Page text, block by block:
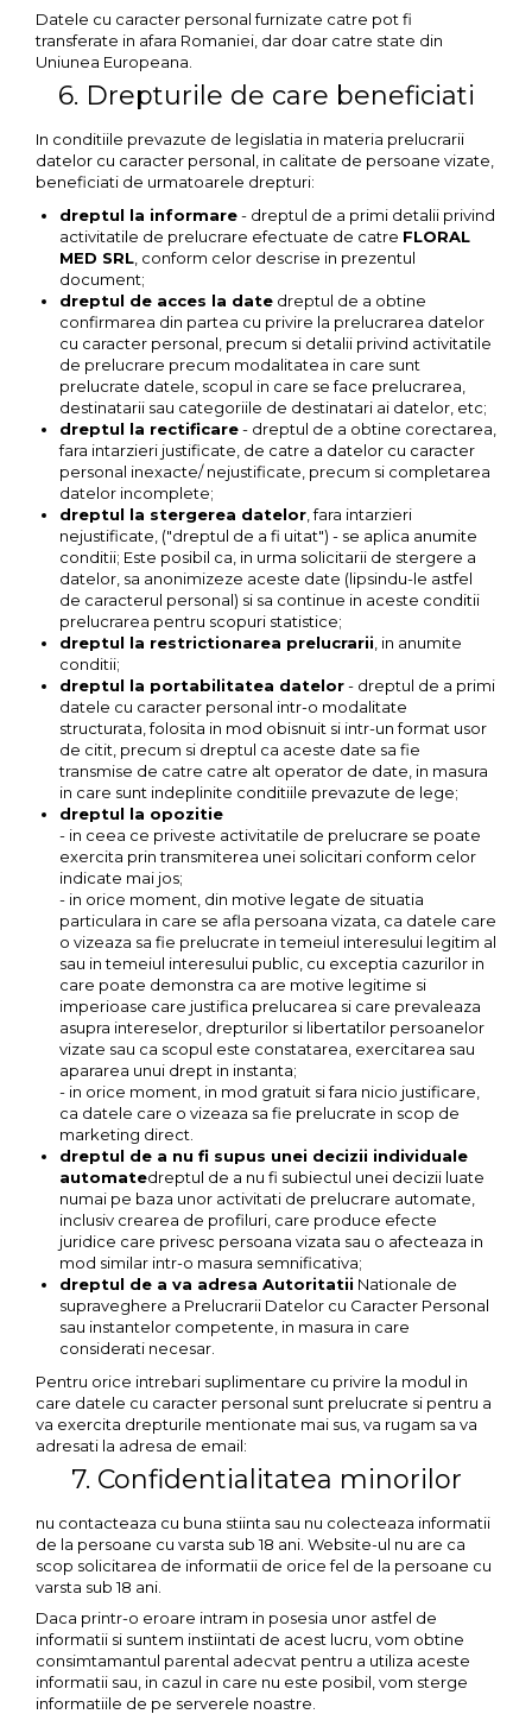
Datele cu caracter personal furnizate catre pot fi
transferate in afara Romaniei, dar doar catre state din
Uniunea Europeana.
6. Drepturile de care beneficiati
In conditiile prevazute de legislatia in materia prelucrarii
datelor cu caracter personal, in calitate de persoane vizate,
beneficiati de urmatoarele drepturi:
dreptul la informare- dreptul de a primi detalii privind
activitatile de prelucrare efectuate de catre FLORAL
MED SRL , conform celor descrise in prezentul
document;
dreptul de acces la date dreptul de a obtine
confirmarea din partea cu privire la prelucrarea datelor
cu caracter personal, precum si detalii privind activitatile
de prelucrare precum modalitatea in care sunt
prelucrate datele, scopul in care se face prelucrarea,
destinatarii sau categoriile de destinatari ai datelor, etc;
dreptul la rectificare- dreptul de a obtine corectarea,
fara intarzieri justificate, de catre a datelor cu caracter
personal inexacte/ nejustificate, precum si completarea
datelor incomplete;
dreptul la stergerea datelor , fara intarzieri
nejustificate, ("dreptul de a fi uitat") - se aplica anumite
conditii; Este posibil ca, in urma solicitarii de stergere a
datelor, sa anonimizeze aceste date (lipsindu-le astfel
de caracterul personal) si sa continue in aceste conditii
prelucrarea pentru scopuri statistice;
dreptul la restrictionarea prelucrarii , in anumite
conditii;
dreptul la portabilitatea datelor- dreptul de a primi
datele cu caracter personal intr-o modalitate
structurata, folosita in mod obisnuit si intr-un format usor
de citit, precum si dreptul ca aceste date sa fie
transmise de catre catre alt operator de date, in masura
in care sunt indeplinite conditiile prevazute de lege;
dreptul la opozitie
- in ceea ce priveste activitatile de prelucrare se poate
exercita prin transmiterea unei solicitari conform celor
indicate mai jos;
- in orice moment, din motive legate de situatia
particulara in care se afla persoana vizata, ca datele care
o vizeaza sa fie prelucrate in temeiul interesului legitim al
sau in temeiul interesului public, cu exceptia cazurilor in
care poate demonstra ca are motive legitime si
imperioase care justifica prelucarea si care prevaleaza
asupra intereselor, drepturilor si libertatilor persoanelor
vizate sau ca scopul este constatarea, exercitarea sau
apararea unui drept in instanta;
- in orice moment, in mod gratuit si fara nicio justificare,
ca datele care o vizeaza sa fie prelucrate in scop de
marketing direct.
dreptul de a nu fi supus unei decizii individuale
automatedreptul de a nu fi subiectul unei decizii luate
numai pe baza unor activitati de prelucrare automate,
inclusiv crearea de profiluri, care produce efecte
juridice care privesc persoana vizata sau o afecteaza in
mod similar intr-o masura semnificativa;
dreptul de a va adresa Autoritatii Nationale de
supraveghere a Prelucrarii Datelor cu Caracter Personal
sau instantelor competente, in masura in care
considerati necesar.
Pentru orice intrebari suplimentare cu privire la modul in
care datele cu caracter personal sunt prelucrate si pentru a
va exercita drepturile mentionate mai sus, va rugam sa va
adresati la adresa de email:
7. Confidentialitatea minorilor
nu contacteaza cu buna stiinta sau nu colecteaza informatii
de la persoane cu varsta sub 18 ani. Website-ul nu are ca
scop solicitarea de informatii de orice fel de la persoane cu
varsta sub 18 ani.
Daca printr-o eroare intram in posesia unor astfel de
informatii si suntem instiintati de acest lucru, vom obtine
consimtamantul parental adecvat pentru a utiliza aceste
informatii sau, in cazul in care nu este posibil, vom sterge
informatiile de pe serverele noastre.